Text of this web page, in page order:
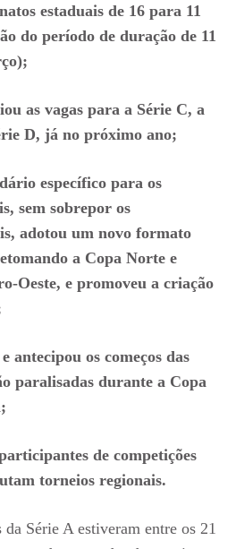
estaduais de 16 para 11
do período de duração de 11
as vagas para a Série C, a
D, já no próximo ano;
específico para os
sem sobrepor os
adotou um novo formato
a Copa Norte e
Oeste, e promoveu a criação
antecipou os começos das
paralisadas durante a Copa
de competições
torneios regionais.
Série A estiveram entre os 21